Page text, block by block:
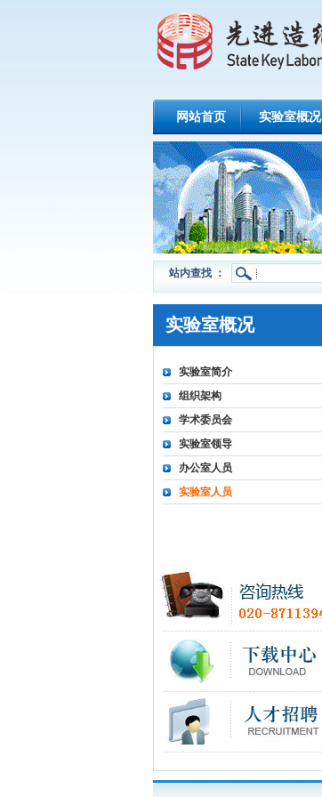
网站首页 实验室概况
站内查找 ：
实验室概况
实验室简介
组织架构
学术委员会
实验室领导
办公室人员
实验室人员